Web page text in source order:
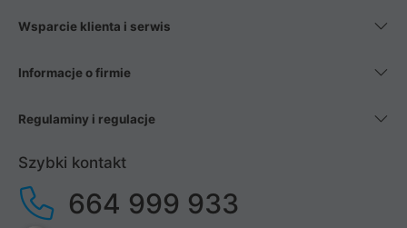
Wsparcie klienta i serwis
Informacje o firmie
Regulaminy i regulacje
Szybki kontakt
664 999 933